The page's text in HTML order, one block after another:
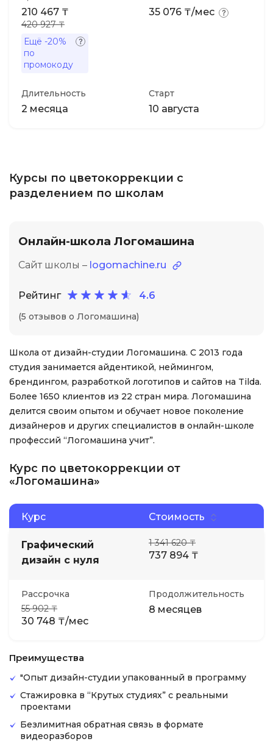
210 467 ₸
420 927 ₸
Ещё -20%
по
промокоду
35 076 ₸/мес
Длительность
2 месяца
Старт
10 августа
Курсы по цветокоррекции с
разделением по школам
Онлайн-школа Логомашина
Сайт школы – logomachine.ru
Рейтинг 4.6
(5 отзывов о Логомашина)
Школа от дизайн-студии Логомашина. С 2013 года
студия занимается айдентикой, неймингом,
брендингом, разработкой логотипов и сайтов на Tilda.
Более 1650 клиентов из 22 стран мира. Логомашина
делится своим опытом и обучает новое поколение
дизайнеров и других специалистов в онлайн-школе
профессий “Логомашина учит”.
Курс по цветокоррекции от
«Логомашина»
Курс Стоимость
Графический
дизайн с нуля
1 341 620 ₸
737 894 ₸
Рассрочка
55 902 ₸
30 748 ₸/мес
Продолжительность
8 месяцев
Преимущества
"Опыт дизайн-студии упакованный в программу
Стажировка в “Крутых студиях” с реальными
проектами
Безлимитная обратная связь в формате
видеоразборов